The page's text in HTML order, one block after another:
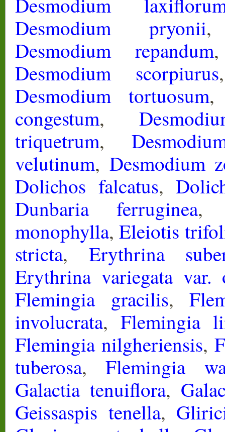
Desmodium pryonii
Desmodium repandum
Desmodium scorpiurus
Desmodium tortuosum
congestum,
triquetrum,
velutinum, Desmodium
Dolichos falcatus,
Dunbaria ferruginea
monophylla,Eleiotis
stricta, Erythrina
Erythrina variegata var.
Flemingia gracilis,
involucrata, Flemingia
Flemingia nilgheriensis,
tuberosa,Flemingia
Galactia tenuiflora,
Geissaspis tenella,